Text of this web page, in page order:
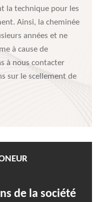
la technique pour les
Ainsi, la cheminée
années et ne
à cause de
à nous contacter
sur le scellement de
de la société